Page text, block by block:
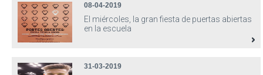
08-04-2019
El miércoles, la gran fiesta de puertas abiertas
en la escuela
31-03-2019